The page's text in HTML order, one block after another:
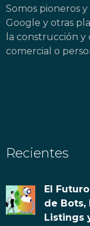
Somos pioneros
Google y otras
la construcción
comercial o
Recientes
El
de Bots,
Listings